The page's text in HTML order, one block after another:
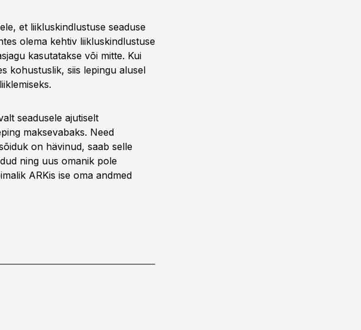
et liikluskindlustuse seaduse
olema kehtiv liikluskindlustuse
kasutatakse või mitte. Kui
kohustuslik, siis lepingu alusel
seadusele ajutiselt
maksevabaks. Need
on hävinud, saab selle
ning uus omanik pole
ARKis ise oma andmed